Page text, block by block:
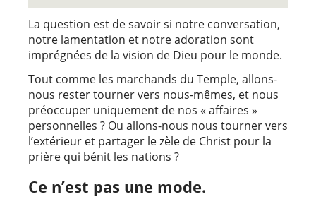
La question est de savoir si notre conversation,
notre lamentation et notre adoration sont
imprégnées de la vision de Dieu pour le monde.
Tout comme les marchands du Temple, allons-
nous rester tourner vers nous-mêmes, et nous
préoccuper uniquement de nos « affaires »
personnelles ? Ou allons-nous nous tourner vers
l’extérieur et partager le zèle de Christ pour la
prière qui bénit les nations ?
Ce n’est pas une mode.